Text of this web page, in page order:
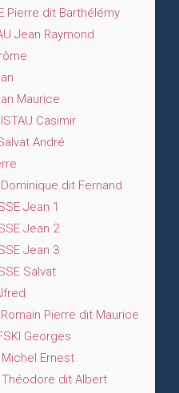
Pierre dit Barthélémy
Jean Raymond
Maurice
Casimir
André
Dominique dit Fernand
Jean 1
Jean 2
Jean 3
Salvat
Romain Pierre dit Maurice
Georges
Michel Ernest
Théodore dit Albert